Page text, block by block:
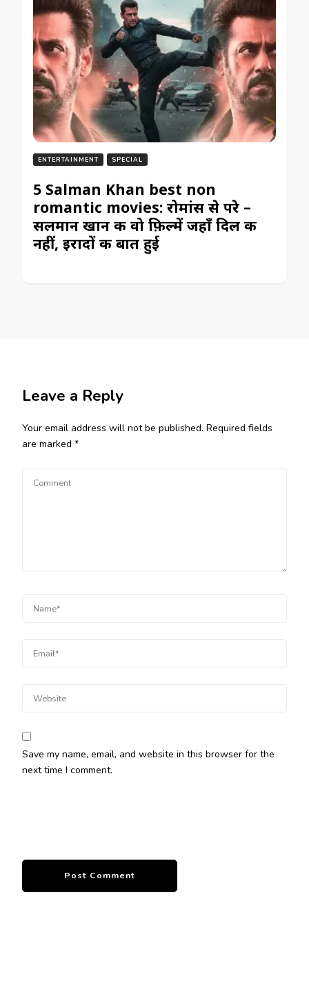
ENTERTAINMENT SPECIAL
5 Salman Khan best non
romantic movies: रोमांस से परे –
सलमान खान की वो फ़िल्में जहाँ दिल की
नहीं, इरादों की बात हुई
Leave a Reply
Your email address will not be published. Required fields
are marked *
Save my name, email, and website in this browser for the
next time I comment.